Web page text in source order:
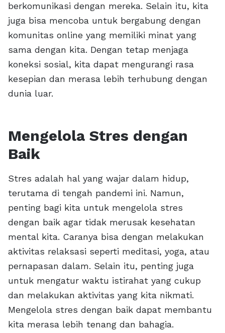
berkomunikasi dengan mereka. Selain itu, kita
juga bisa mencoba untuk bergabung dengan
komunitas online yang memiliki minat yang
sama dengan kita. Dengan tetap menjaga
koneksi sosial, kita dapat mengurangi rasa
kesepian dan merasa lebih terhubung dengan
dunia luar.
Mengelola Stres dengan
Baik
Stres adalah hal yang wajar dalam hidup,
terutama di tengah pandemi ini. Namun,
penting bagi kita untuk mengelola stres
dengan baik agar tidak merusak kesehatan
mental kita. Caranya bisa dengan melakukan
aktivitas relaksasi seperti meditasi, yoga, atau
pernapasan dalam. Selain itu, penting juga
untuk mengatur waktu istirahat yang cukup
dan melakukan aktivitas yang kita nikmati.
Mengelola stres dengan baik dapat membantu
kita merasa lebih tenang dan bahagia.